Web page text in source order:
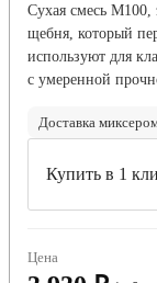
Сухая смесь М100,
щебня, который
используют для
с умеренной
Доставка
Купить в 1
Цена